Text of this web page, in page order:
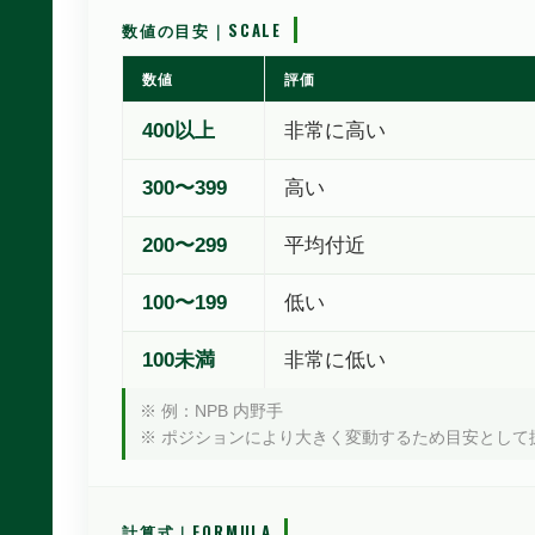
数値の目安｜SCALE
数値 評価
400以上 非常に高い
300〜399 高い
200〜299 平均付近
100〜199 低い
100未満 非常に低い
※ 例：NPB 内野手
※ ポジションにより大きく変動するため目安として